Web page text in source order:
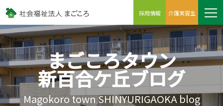
採用情報 介護実習生
まごころタウン
新百合ケ丘ブログ
Magokoro town SHINYURIGAOKA blog